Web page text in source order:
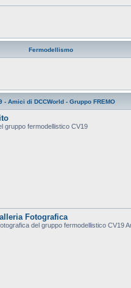
Fermodellismo
- Amici di DCCWorld - Gruppo FREMO
gruppo fermodellistico CV19
Fotografica
del gruppo fermodellistico CV19